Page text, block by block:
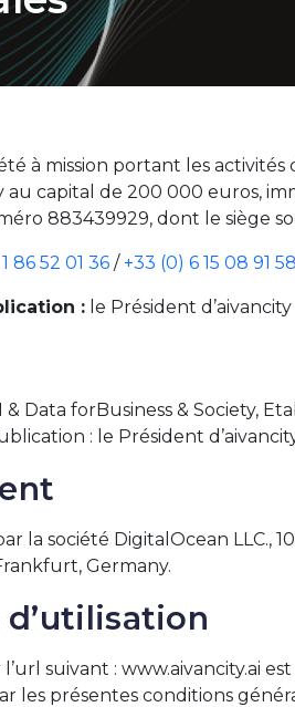
à mission portant les
au capital de 200 000 euros,
883439929, dont le siège
86 52 01 36 /+33 (0) 6 15 08 91 58
: le Président d’aivancity
& Data forBusiness & Society,
: le Président
la société DigitalOcean LLC.,
Germany.
l’url suivant : www.aivancity.ai
les présentes conditions